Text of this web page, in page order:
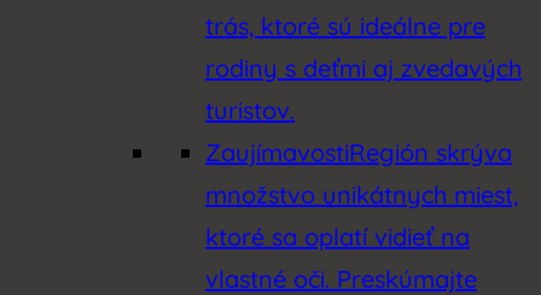
trás, ktoré sú ideálne pre
rodiny s deťmi aj zvedavých
turistov.
ZaujímavostiRegión skrýva
množstvo unikátnych miest,
ktoré sa oplatí vidieť na
vlastné oči. Preskúmajte